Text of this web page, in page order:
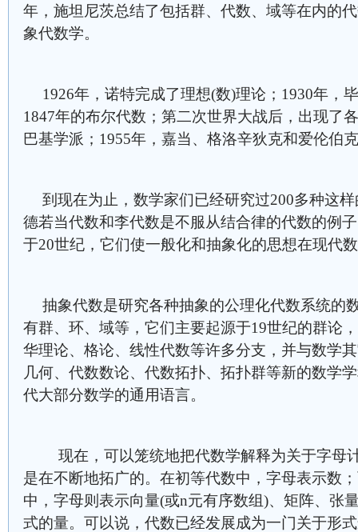
年，施坦尼茨总结了包括群、代数、域等在内的
象代数学。
1926年，诺特完成了理想(数)理论；1930年，
1847年的布尔代数；第二次世界大战后，出现了
巴基学派；1955年，嘉当、格洛辛狄克和爱伦伯
到现在为止，数学家们已经研究过200多种这
德若当代数和李代数是不服从结合律的代数的例
于20世纪，它们使一般化和抽象化的思想在现代
抽象代数是研究各种抽象的公理化代数系统的
有群、环、域等，它们主要起源于19世纪的群论
华理论、格论、线性代数等许多分支，并与数学
几何、代数数论、代数拓扑、拓扑群等新的数学
代大部分数学的通用语言。
现在，可以笼统地把代数学解释为关于字母
是在不断地拓广的。在初等代数中，字母表示数
中，字母则表示向量(或n元有序数组)、矩阵、张
式的量。可以说，代数已经发展成为一门关于形